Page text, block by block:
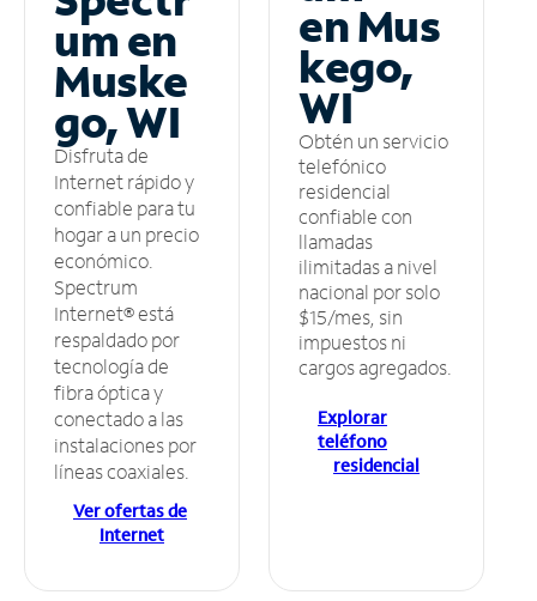
um en
Muske
go, WI
Disfruta de
Internet rápido y
confiable para tu
hogar a un precio
económico.
Spectrum
Internet® está
respaldado por
tecnología de
fibra óptica y
conectado a las
instalaciones por
líneas coaxiales.
Ver ofertas de
Internet
en Mus
kego,
WI
Obtén un servicio
telefónico
residencial
confiable con
llamadas
ilimitadas a nivel
nacional por solo
$15/mes, sin
impuestos ni
cargos agregados.
Explorar
teléfono
residencial